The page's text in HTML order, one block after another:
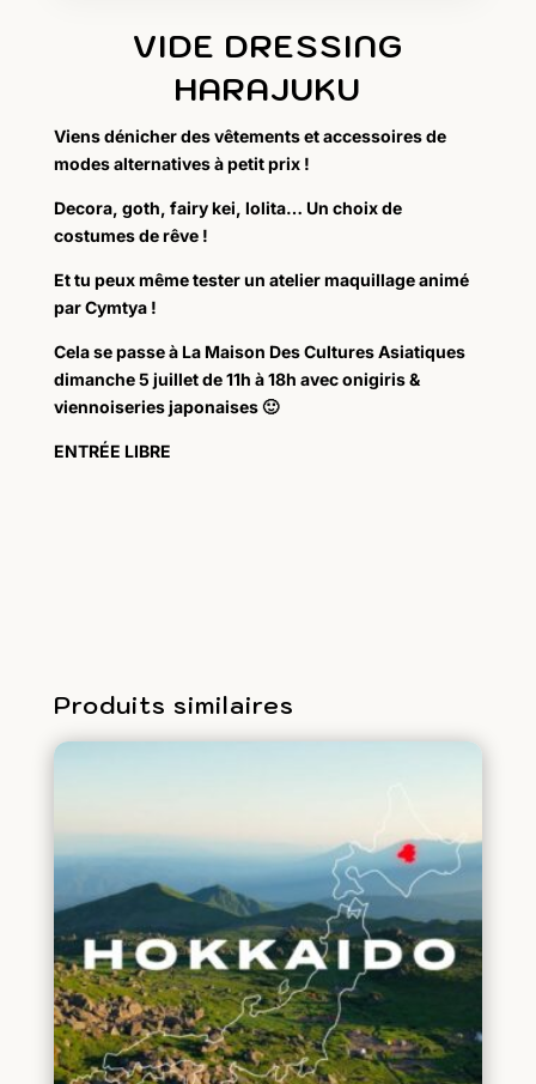
VIDE DRESSING
HARAJUKU
Viens dénicher des vêtements et accessoires de
modes alternatives à petit prix !
Decora, goth, fairy kei, lolita… Un choix de
costumes de rêve !
Et tu peux même tester un atelier maquillage animé
par Cymtya !
Cela se passe à La Maison Des Cultures Asiatiques
dimanche 5 juillet de 11h à 18h avec onigiris &
viennoiseries japonaises 🙂
ENTRÉE LIBRE
Produits similaires